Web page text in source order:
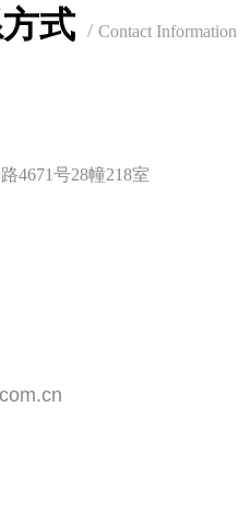
4671号28幢218室
式 /Contact Information